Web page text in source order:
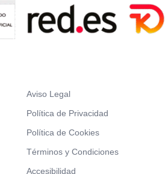
Aviso Legal
Política de Privacidad
Política de Cookies
Términos y Condiciones
Accesibilidad